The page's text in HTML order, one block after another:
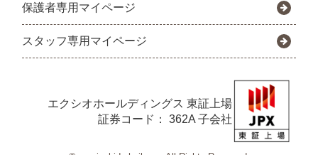
保護者専用マイページ
スタッフ専用マイページ
エクシオホールディングス 東証上場
証券コード： 362A 子会社